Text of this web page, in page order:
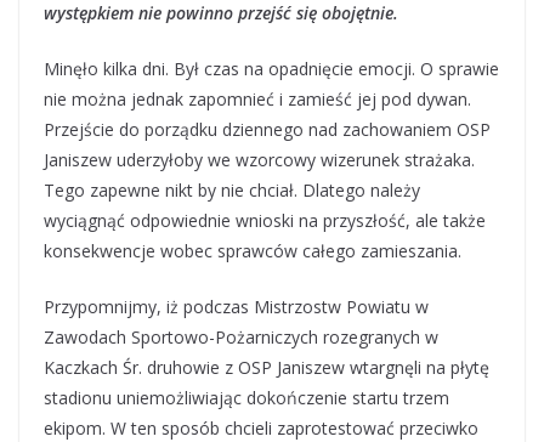
występkiem nie powinno przejść się obojętnie.
Minęło kilka dni. Był czas na opadnięcie emocji. O sprawie
nie można jednak zapomnieć i zamieść jej pod dywan.
Przejście do porządku dziennego nad zachowaniem OSP
Janiszew uderzyłoby we wzorcowy wizerunek strażaka.
Tego zapewne nikt by nie chciał. Dlatego należy
wyciągnąć odpowiednie wnioski na przyszłość, ale także
konsekwencje wobec sprawców całego zamieszania.
Przypomnijmy, iż podczas Mistrzostw Powiatu w
Zawodach Sportowo-Pożarniczych rozegranych w
Kaczkach Śr. druhowie z OSP Janiszew wtargnęli na płytę
stadionu uniemożliwiając dokończenie startu trzem
ekipom. W ten sposób chcieli zaprotestować przeciwko